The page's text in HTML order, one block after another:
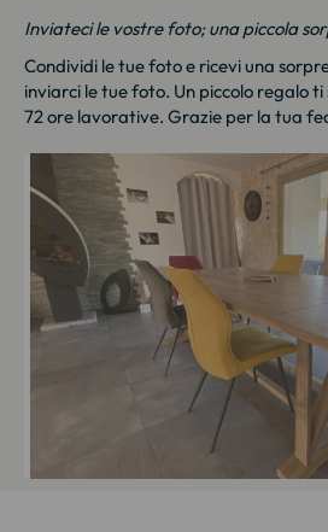
Inviateci le vostre foto; una piccola
Condividi le tue foto e ricevi una
inviarci le tue foto. Un piccolo regalo
72 ore lavorative. Grazie per la tua